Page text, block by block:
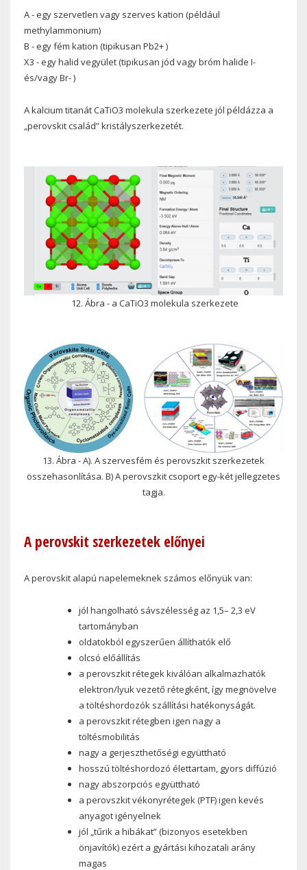
A - egy szervetlen vagy szerves kation (például
methylammonium)
B - egy fém kation (tipikusan Pb2+ )
X3 - egy halid vegyület (tipikusan jód vagy bróm halide I-
és/vagy Br- )
A kalcium titanát CaTiO3 molekula szerkezete jól példázza a
„perovskit család” kristályszerkezetét.
12. Ábra - a CaTiO3 molekula szerkezete
13. Ábra - A). A szervesfém és perovszkit szerkezetek
összehasonlítása. B) A perovszkit csoport egy-két jellegzetes
tagja.
A perovskit szerkezetek előnyei
A perovskit alapú napelemeknek számos előnyük van:
jól hangolható sávszélesség az 1,5– 2,3 eV
tartományban
oldatokból egyszerűen állíthatók elő
olcsó előállítás
a perovszkit rétegek kiválóan alkalmazhatók
elektron/lyuk vezető rétegként, így megnövelve
a töltéshordozók szállítási hatékonyságát.
a perovszkit rétegben igen nagy a
töltésmobilitás
nagy a gerjeszthetőségi együttható
hosszú töltéshordozó élettartam, gyors diffúzió
nagy abszorpciós együttható
a perovszkit vékonyrétegek (PTF) igen kevés
anyagot igényelnek
jól „tűrik a hibákat” (bizonyos esetekben
önjavítók) ezért a gyártási kihozatali arány
magas